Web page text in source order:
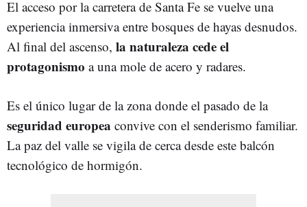
El acceso por la carretera de Santa Fe se vuelve una
experiencia inmersiva entre bosques de hayas desnudos.
Al final del ascenso, la naturaleza cede el
protagonismo a una mole de acero y radares.
Es el único lugar de la zona donde el pasado de la
seguridad europea convive con el senderismo familiar.
La paz del valle se vigila de cerca desde este balcón
tecnológico de hormigón.